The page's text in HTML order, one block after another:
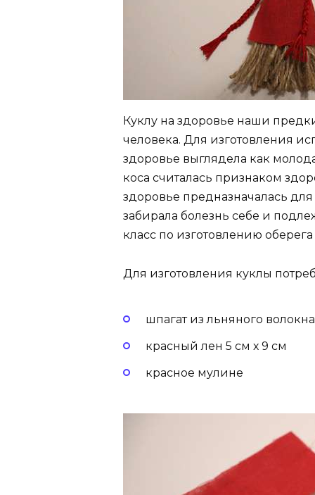
Куклу на здоровье наши
человека. Для изготовления
здоровье выглядела как
коса считалась признаком
здоровье предназначалась для
забирала болезнь себе и
класс по изготовлению
Для изготовления куклы
шпагат из льняного волокна
красный лен 5 см х 9 см
красное мулине